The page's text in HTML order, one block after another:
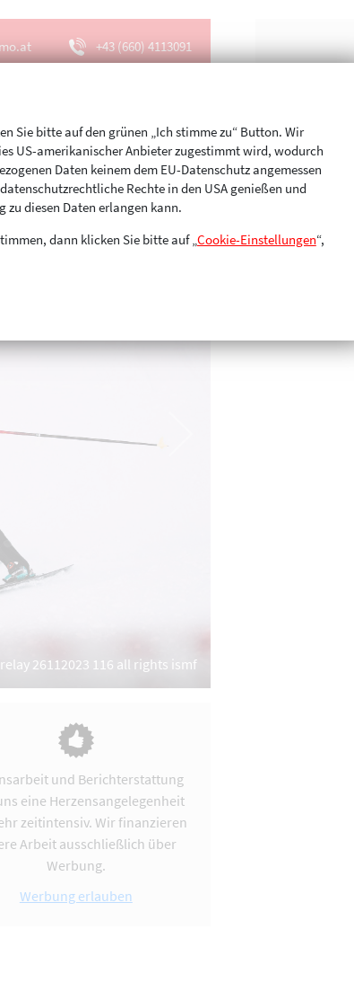
+43 (660) 4113091
Menu
26112023 116 all rights ismf
und Berichterstattung
eine Herzensangelegenheit
zeitintensiv. Wir finanzieren
Arbeit ausschließlich über
Werbung.
Werbung erlauben
uns eine
Sie bitte auf den grünen „Ich stimme zu“ Button. Wir
US-amerikanischer Anbieter zugestimmt wird, wodurch
Daten keinem dem EU-Datenschutz angemessen
Rechte in den USA genießen und
zu diesen Daten erlangen kann.
dann klicken Sie bitte auf „Cookie-Einstellungen“,